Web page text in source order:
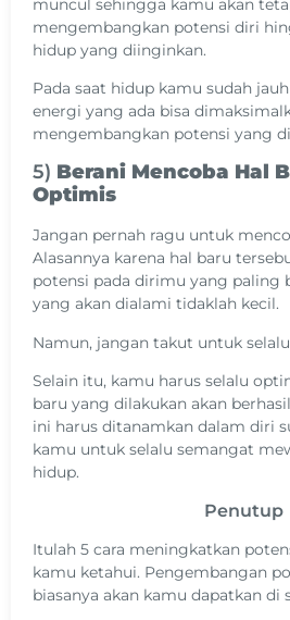
muncul sehingga kamu akan
mengembangkan potensi diri
hidup yang diinginkan.
Pada saat hidup kamu sudah
energi yang ada bisa
mengembangkan potensi yang
5) Berani Mencoba Hal
Optimis
Jangan pernah ragu untuk
Alasannya karena hal baru
potensi pada dirimu yang paling
yang akan dialami tidaklah kecil.
Namun, jangan takut untuk
Selain itu, kamu harus selalu
baru yang dilakukan akan
ini harus ditanamkan dalam diri
kamu untuk selalu semangat
hidup.
Penutup
Itulah 5 cara meningkatkan
kamu ketahui. Pengembangan
biasanya akan kamu dapatkan di